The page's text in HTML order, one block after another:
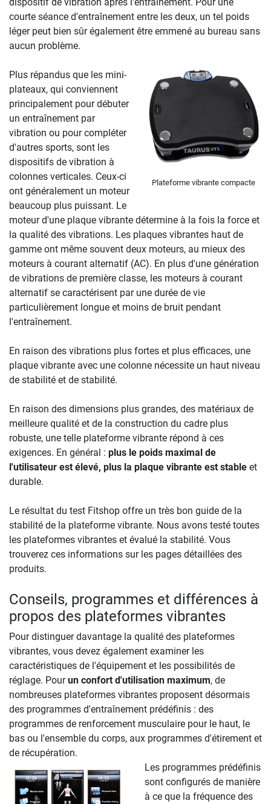
courte séance d'entraînement entre les deux, un tel poids
léger peut bien sûr également être emmené au bureau sans
aucun problème.
Plateforme vibrante compacte
Plus répandus que les mini-
plateaux, qui conviennent
principalement pour débuter
un entraînement par
vibration ou pour compléter
d'autres sports, sont les
dispositifs de vibration à
colonnes verticales. Ceux-ci
ont généralement un moteur
beaucoup plus puissant. Le
moteur d'une plaque vibrante détermine à la fois la force et
la qualité des vibrations. Les plaques vibrantes haut de
gamme ont même souvent deux moteurs, au mieux des
moteurs à courant alternatif (AC). En plus d'une génération
de vibrations de première classe, les moteurs à courant
alternatif se caractérisent par une durée de vie
particulièrement longue et moins de bruit pendant
l'entraînement.
En raison des vibrations plus fortes et plus efficaces, une
plaque vibrante avec une colonne nécessite un haut niveau
de stabilité et de stabilité.
En raison des dimensions plus grandes, des matériaux de
meilleure qualité et de la construction du cadre plus
robuste, une telle plateforme vibrante répond à ces
exigences. En général : plus le poids maximal de
l'utilisateur est élevé, plus la plaque vibrante est stable et
durable.
Le résultat du test Fitshop offre un très bon guide de la
stabilité de la plateforme vibrante. Nous avons testé toutes
les plateformes vibrantes et évalué la stabilité. Vous
trouverez ces informations sur les pages détaillées des
produits.
Conseils, programmes et différences à
propos des plateformes vibrantes
Pour distinguer davantage la qualité des plateformes
vibrantes, vous devez également examiner les
caractéristiques de l'équipement et les possibilités de
réglage. Pourun confort d'utilisation maximum, de
nombreuses plateformes vibrantes proposent désormais
des programmes d'entraînement prédéfinis : des
programmes de renforcement musculaire pour le haut, le
bas ou l'ensemble du corps, aux programmes d'étirement et
de récupération.
Les programmes prédéfinis
sont configurés de manière
à ce que la fréquence des